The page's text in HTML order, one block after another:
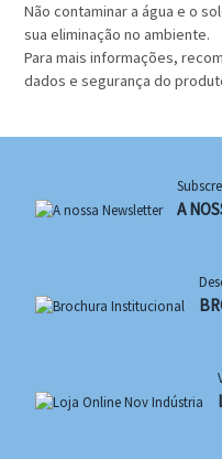
Não contaminar a água e o
sua eliminação no ambiente.
Para mais informações,
dados e segurança do
A